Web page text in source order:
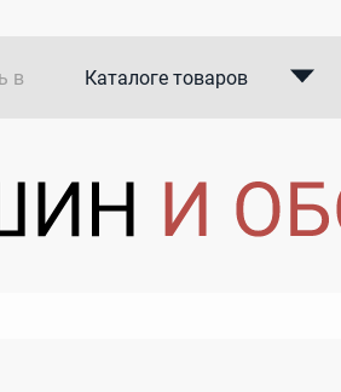
в Каталоге товаров
В закупках